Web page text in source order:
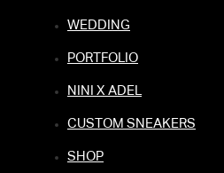
WEDDING
PORTFOLIO
NINI X ADEL
CUSTOM SNEAKERS
SHOP